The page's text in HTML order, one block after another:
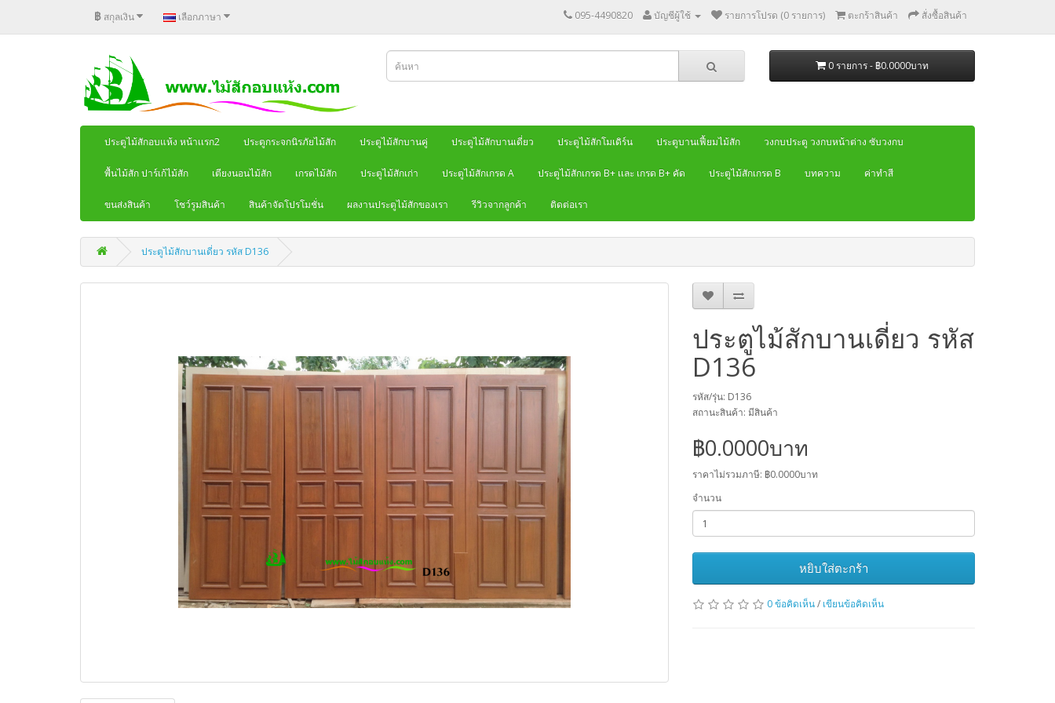
฿ สกุลเงิน เลือกภาษา 095-4490820 บัญชีผู้ใช้ รายการโปรด (0 รายการ) ตะกร้าสินค้า สั่งซื้อสินค้า
0 รายการ - ฿0.0000บาท
ประตูไม้สักอบแห้ง หน้าเเรก2 ประตูกระจกนิรภัยไม้สัก ประตูไม้สักบานคู่ ประตูไม้สักบานเดี่ยว ประตูไม้สักโมเดิร์น ประตูบานเฟี้ยมไม้สัก วงกบประตู วงกบหน้าต่าง ซับวงกบ
พื้นไม้สัก ปาร์เก้ไม้สัก เตียงนอนไม้สัก เกรดไม้สัก ประตูไม้สักเก่า ประตูไม้สักเกรด A ประตูไม้สักเกรด B+ เเละ เกรด B+ คัด ประตูไม้สักเกรด B บทความ ค่าทำสี
ขนส่งสินค้า โชว์รูมสินค้า สินค้าจัดโปรโมชั่น ผลงานประตูไม้สักของเรา รีวิวจากลูกค้า ติดต่อเรา
ประตูไม้สักบานเดี่ยว รหัส D136
ประตูไม้สักบานเดี่ยว รหัส
D136
รหัส/รุ่น: D136
สถานะสินค้า: มีสินค้า
฿0.0000บาท
ราคาไม่รวมภาษี: ฿0.0000บาท
จำนวน
หยิบใส่ตะกร้า
0 ข้อคิดเห็น/ เขียนข้อคิดเห็น